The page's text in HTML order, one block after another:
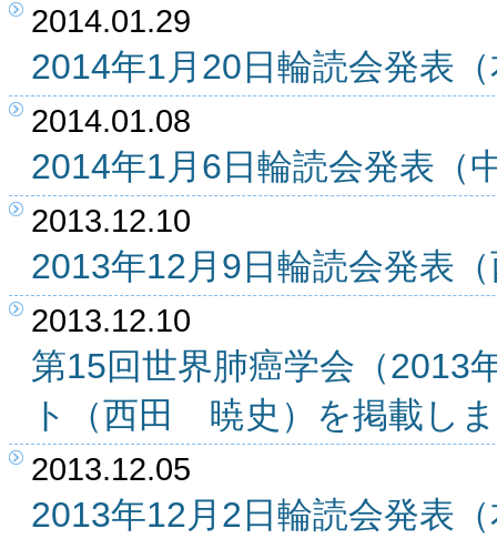
2014.01.29
2014年1月20日輪読会発表
2014.01.08
2014年1月6日輪読会発表
2013.12.10
2013年12月9日輪読会発表
2013.12.10
第15回世界肺癌学会（2013
ト（西田 暁史）を掲載し
2013.12.05
2013年12月2日輪読会発表